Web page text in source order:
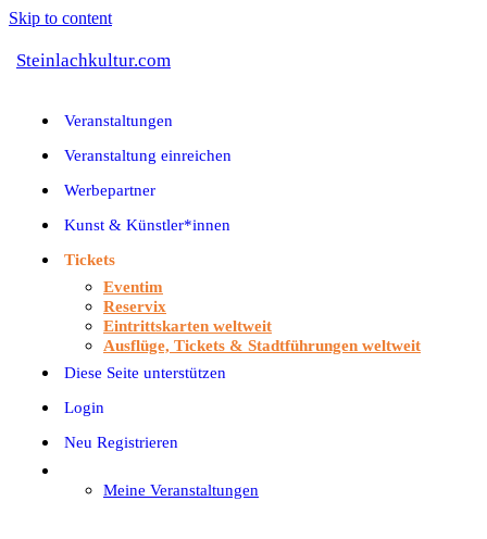
Skip to content
Steinlachkultur.com
Veranstaltungen
Veranstaltung einreichen
Werbepartner
Kunst & Künstler*innen
Tickets
Eventim
Reservix
Eintrittskarten weltweit
Ausflüge, Tickets & Stadtführungen weltweit
Diese Seite unterstützen
Login
Neu Registrieren
Meine Veranstaltungen